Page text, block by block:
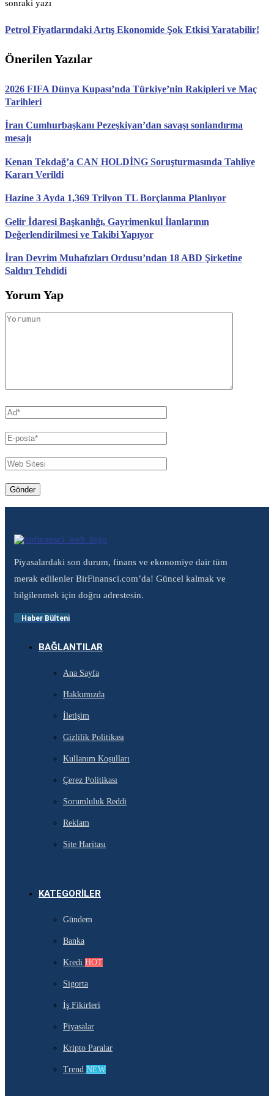
sonraki yazı
Petrol Fiyatlarındaki Artış Ekonomide Şok Etkisi Yaratabilir!
Önerilen Yazılar
2026 FIFA Dünya Kupası’nda Türkiye’nin Rakipleri ve Maç
Tarihleri
İran Cumhurbaşkanı Pezeşkiyan’dan savaşı sonlandırma
mesajı
Kenan Tekdağ’a CAN HOLDİNG Soruşturmasında Tahliye
Kararı Verildi
Hazine 3 Ayda 1,369 Trilyon TL Borçlanma Planlıyor
Gelir İdaresi Başkanlığı, Gayrimenkul İlanlarının
Değerlendirilmesi ve Takibi Yapıyor
İran Devrim Muhafızları Ordusu’ndan 18 ABD Şirketine
Saldırı Tehdidi
Yorum Yap
Piyasalardaki son durum, finans ve ekonomiye dair tüm
merak edilenler BirFinansci.com’da! Güncel kalmak ve
bilgilenmek için doğru adrestesin.
Haber Bülteni
BAĞLANTILAR
Ana Sayfa
Hakkımızda
İletişim
Gizlilik Politikası
Kullanım Koşulları
Çerez Politikası
Sorumluluk Reddi
Reklam
Site Haritası
KATEGORILER
Gündem
Banka
Kredi HOT
Sigorta
İş Fikirleri
Piyasalar
Kripto Paralar
Trend NEW